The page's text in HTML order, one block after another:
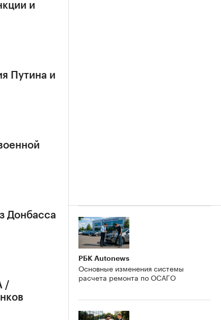
и
Путина и
Донбасса
/
РБК Autonews
Основные изменения системы
расчета ремонта по ОСАГО